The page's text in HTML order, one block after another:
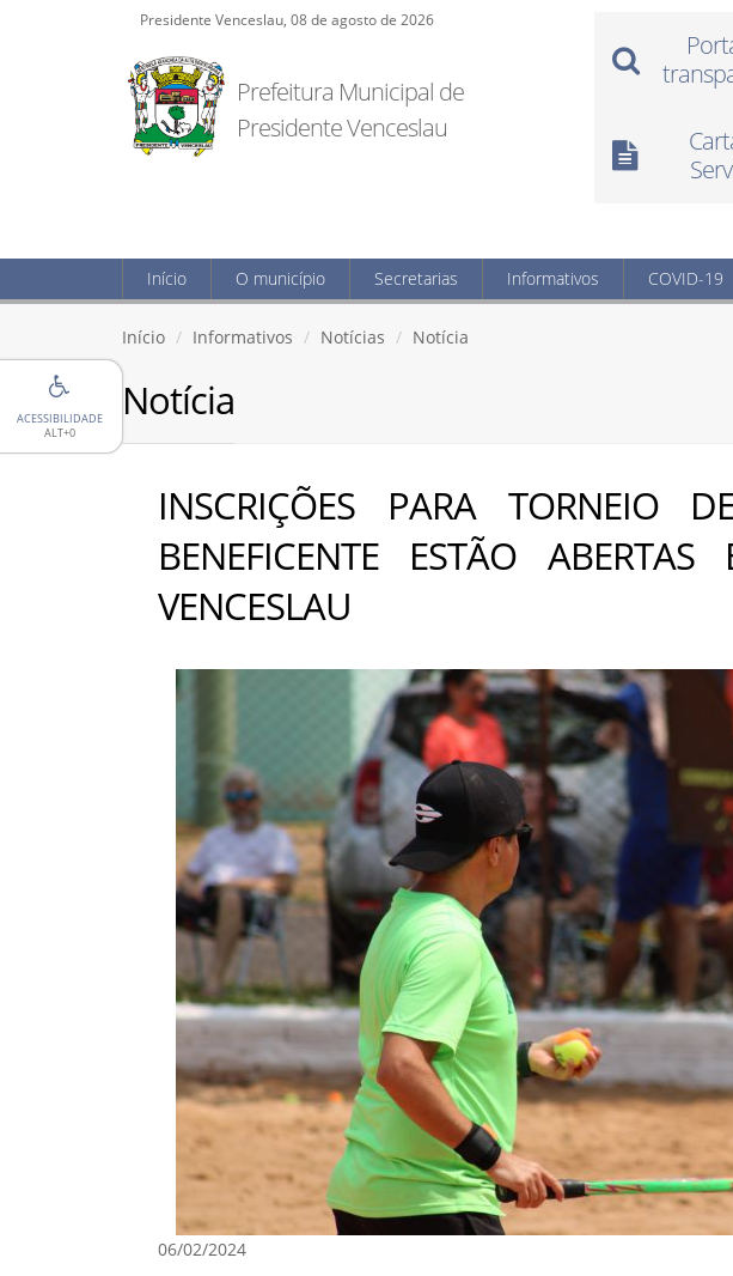
ACESSIBILIDADE
ALT+0
Presidente Venceslau, 08 de agosto de 2026
Prefeitura Municipal de
Presidente Venceslau
Início O município Secretarias Informativos COVID-19
Início Informativos Notícias Notícia
Notícia
INSCRIÇÕES PARA TORNEIO
BENEFICENTE ESTÃO ABERTAS
VENCESLAU
06/02/2024